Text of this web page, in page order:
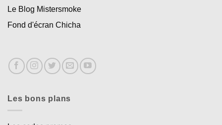
Le Blog Mistersmoke
Fond d'écran Chicha
Les bons plans